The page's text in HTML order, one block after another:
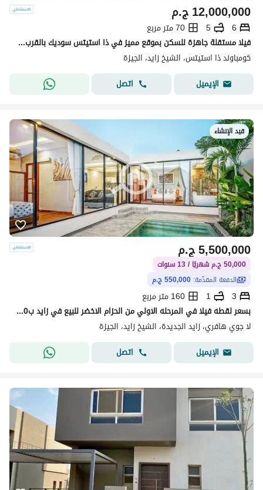
ج.م12,000,000
6
5
70 متر مربع
فيلا مستقلة جاهزة للسكن بموقع مميز في ذا استيتس سوديك بالقرب من بيفرلي هيلز
كومباوند ذا استيتس، الشيخ زايد، الجيزة
الإيميل
اتصل
قيد الإنشاء
ج.م5,500,000
50,000 ج.م شهريًا / 13 سنوات
الدفعة المقدّمة: 550,000 ج.م
3
1
160 متر مربع
بسعر لقطه فيلا في المرحله الاولي من الحزام الاخضر للبيع في زايد ب550 الف مقدم 160م+93م رروف بأرخص قسط شهري
لا جوي هافري، زايد الجديدة، الشيخ زايد، الجيزة
الإيميل
اتصل